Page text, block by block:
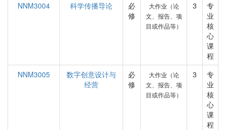
NNM3004
科学传播导论
必
修
大作业（论
文、报告、项
目或作品等）
3
专
业
核
心
课
程
NNM3005
数字创意设计与
经营
必
修
大作业（论
文、报告、项
目或作品等）
3
专
业
核
心
课
程